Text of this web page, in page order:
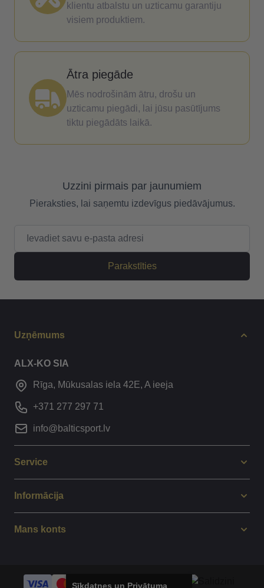
klientu atbalstu un uzticamu garantiju
visiem produktiem.
Ātra piegāde
Mēs nodrošinām ātru, drošu un
uzticamu piegādi, lai jūsu pasūtījums
tiktu piegādāts laikā.
Uzzini pirmais par jaunumiem
Pieraksties, lai saņemtu izdevīgus piedāvājumus.
Parakstīties
Uzņēmums
ALX-KO SIA
Rīga, Mūkusalas iela 42E, A ieeja
+371 277 297 71
info@balticsport.lv
Service
Informācija
Mans konts
Sīkdatnes un Privātuma